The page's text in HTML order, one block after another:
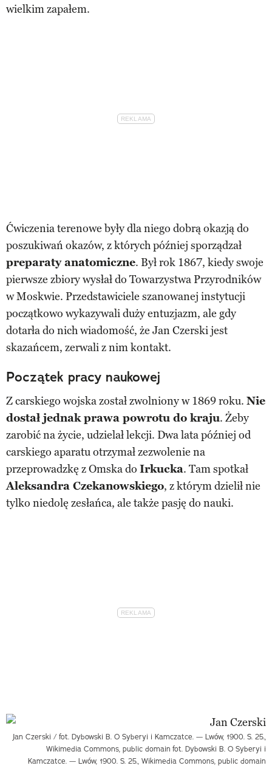
wielkim zapałem.
Ćwiczenia terenowe były dla niego dobrą okazją do
poszukiwań okazów, z których później sporządzał
preparaty anatomiczne. Był rok 1867, kiedy swoje
pierwsze zbiory wysłał do Towarzystwa Przyrodników
w Moskwie. Przedstawiciele szanowanej instytucji
początkowo wykazywali duży entuzjazm, ale gdy
dotarła do nich wiadomość, że Jan Czerski jest
skazańcem, zerwali z nim kontakt.
Początek pracy naukowej
Z carskiego wojska został zwolniony w 1869 roku. Nie
dostał jednak prawa powrotu do kraju. Żeby
zarobić na życie, udzielał lekcji. Dwa lata później od
carskiego aparatu otrzymał zezwolenie na
przeprowadzkę z Omska do Irkucka. Tam spotkał
Aleksandra Czekanowskiego, z którym dzielił nie
tylko niedolę zesłańca, ale także pasję do nauki.
Jan Czerski / fot. Dybowski B. O Syberyi i Kamczatce. — Lwów, 1900. S. 25.,
Wikimedia Commons, public domain fot. Dybowski B. O Syberyi i
Kamczatce. — Lwów, 1900. S. 25., Wikimedia Commons, public domain